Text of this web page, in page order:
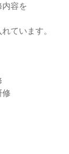
容を
ています。
修